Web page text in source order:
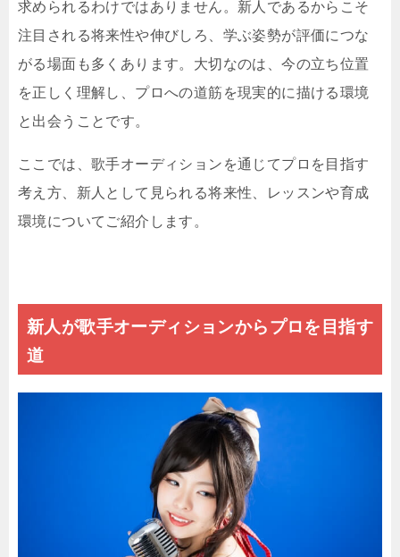
求められるわけではありません。新人であるからこそ
注目される将来性や伸びしろ、学ぶ姿勢が評価につな
がる場面も多くあります。大切なのは、今の立ち位置
を正しく理解し、プロへの道筋を現実的に描ける環境
と出会うことです。
ここでは、歌手オーディションを通じてプロを目指す
考え方、新人として見られる将来性、レッスンや育成
環境についてご紹介します。
新人が歌手オーディションからプロを目指す
道